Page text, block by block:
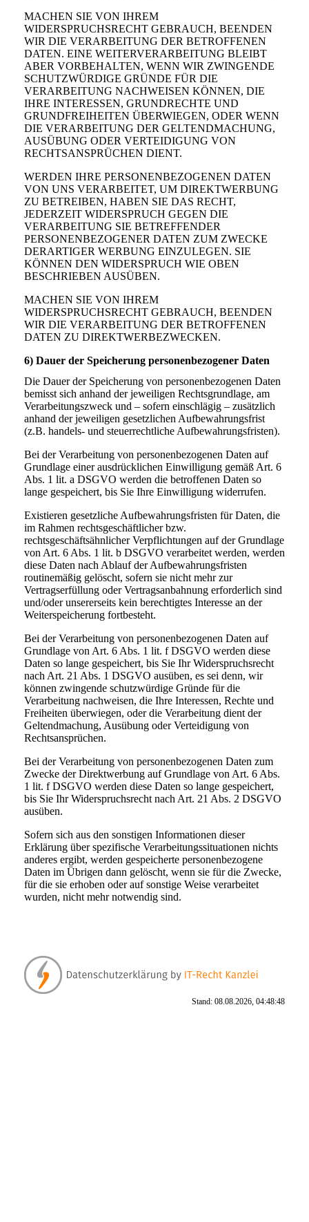
MACHEN SIE VON IHREM
WIDERSPRUCHSRECHT GEBRAUCH, BEENDEN
WIR DIE VERARBEITUNG DER BETROFFENEN
DATEN. EINE WEITERVERARBEITUNG BLEIBT
ABER VORBEHALTEN, WENN WIR ZWINGENDE
SCHUTZWÜRDIGE GRÜNDE FÜR DIE
VERARBEITUNG NACHWEISEN KÖNNEN, DIE
IHRE INTERESSEN, GRUNDRECHTE UND
GRUNDFREIHEITEN ÜBERWIEGEN, ODER WENN
DIE VERARBEITUNG DER GELTENDMACHUNG,
AUSÜBUNG ODER VERTEIDIGUNG VON
RECHTSANSPRÜCHEN DIENT.
WERDEN IHRE PERSONENBEZOGENEN DATEN
VON UNS VERARBEITET, UM DIREKTWERBUNG
ZU BETREIBEN, HABEN SIE DAS RECHT,
JEDERZEIT WIDERSPRUCH GEGEN DIE
VERARBEITUNG SIE BETREFFENDER
PERSONENBEZOGENER DATEN ZUM ZWECKE
DERARTIGER WERBUNG EINZULEGEN. SIE
KÖNNEN DEN WIDERSPRUCH WIE OBEN
BESCHRIEBEN AUSÜBEN.
MACHEN SIE VON IHREM
WIDERSPRUCHSRECHT GEBRAUCH, BEENDEN
WIR DIE VERARBEITUNG DER BETROFFENEN
DATEN ZU DIREKTWERBEZWECKEN.
6) Dauer der Speicherung personenbezogener Daten
Die Dauer der Speicherung von personenbezogenen Daten
bemisst sich anhand der jeweiligen Rechtsgrundlage, am
Verarbeitungszweck und – sofern einschlägig – zusätzlich
anhand der jeweiligen gesetzlichen Aufbewahrungsfrist
(z.B. handels- und steuerrechtliche Aufbewahrungsfristen).
Bei der Verarbeitung von personenbezogenen Daten auf
Grundlage einer ausdrücklichen Einwilligung gemäß Art. 6
Abs. 1 lit. a DSGVO werden die betroffenen Daten so
lange gespeichert, bis Sie Ihre Einwilligung widerrufen.
Existieren gesetzliche Aufbewahrungsfristen für Daten, die
im Rahmen rechtsgeschäftlicher bzw.
rechtsgeschäftsähnlicher Verpflichtungen auf der Grundlage
von Art. 6 Abs. 1 lit. b DSGVO verarbeitet werden, werden
diese Daten nach Ablauf der Aufbewahrungsfristen
routinemäßig gelöscht, sofern sie nicht mehr zur
Vertragserfüllung oder Vertragsanbahnung erforderlich sind
und/oder unsererseits kein berechtigtes Interesse an der
Weiterspeicherung fortbesteht.
Bei der Verarbeitung von personenbezogenen Daten auf
Grundlage von Art. 6 Abs. 1 lit. f DSGVO werden diese
Daten so lange gespeichert, bis Sie Ihr Widerspruchsrecht
nach Art. 21 Abs. 1 DSGVO ausüben, es sei denn, wir
können zwingende schutzwürdige Gründe für die
Verarbeitung nachweisen, die Ihre Interessen, Rechte und
Freiheiten überwiegen, oder die Verarbeitung dient der
Geltendmachung, Ausübung oder Verteidigung von
Rechtsansprüchen.
Bei der Verarbeitung von personenbezogenen Daten zum
Zwecke der Direktwerbung auf Grundlage von Art. 6 Abs.
1 lit. f DSGVO werden diese Daten so lange gespeichert,
bis Sie Ihr Widerspruchsrecht nach Art. 21 Abs. 2 DSGVO
ausüben.
Sofern sich aus den sonstigen Informationen dieser
Erklärung über spezifische Verarbeitungssituationen nichts
anderes ergibt, werden gespeicherte personenbezogene
Daten im Übrigen dann gelöscht, wenn sie für die Zwecke,
für die sie erhoben oder auf sonstige Weise verarbeitet
wurden, nicht mehr notwendig sind.
Stand: 08.08.2026, 04:48:48